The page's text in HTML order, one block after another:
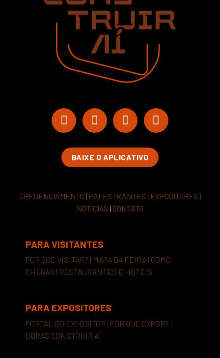
BAIXE O APLICATIVO
CREDENCIAMENTO | PALESTRANTES | EXPOSITORES |
NOTÍCIAS | CONTATO
PARA VISITANTES
POR QUE VISITAR? | MAPA DA FEIRA | COMO
CHEGAR | RESTAURANTES E HOTÉIS
PARA EXPOSITORES
PORTAL DO EXPOSITOR | POR QUE EXPOR? |
OBRAS CONSTRUIR AÍ